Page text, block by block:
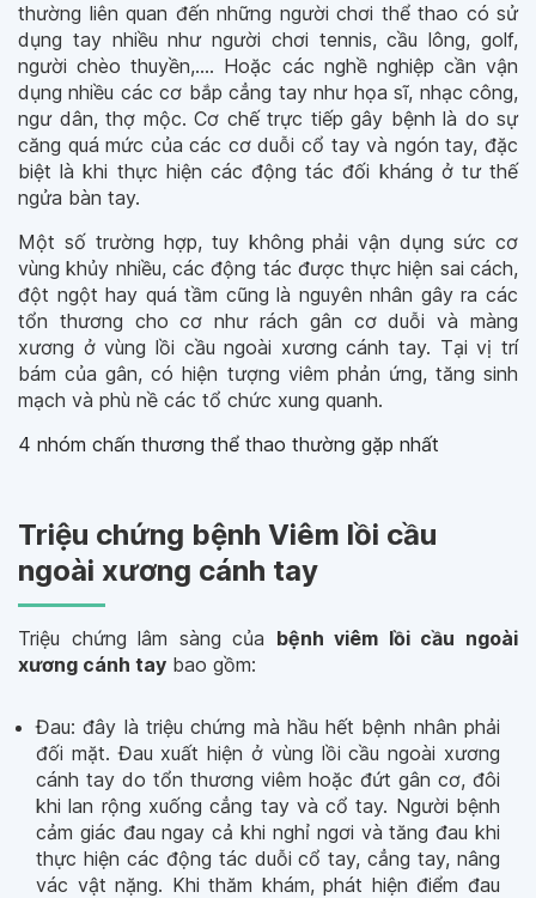
thường liên quan đến những người chơi thể thao có sử
dụng tay nhiều như người chơi tennis, cầu lông, golf,
người chèo thuyền,…. Hoặc các nghề nghiệp cần vận
dụng nhiều các cơ bắp cẳng tay như họa sĩ, nhạc công,
ngư dân, thợ mộc. Cơ chế trực tiếp gây bệnh là do sự
căng quá mức của các cơ duỗi cổ tay và ngón tay, đặc
biệt là khi thực hiện các động tác đối kháng ở tư thế
ngửa bàn tay.
Một số trường hợp, tuy không phải vận dụng sức cơ
vùng khủy nhiều, các động tác được thực hiện sai cách,
đột ngột hay quá tầm cũng là nguyên nhân gây ra các
tổn thương cho cơ như rách gân cơ duỗi và màng
xương ở vùng lồi cầu ngoài xương cánh tay. Tại vị trí
bám của gân, có hiện tượng viêm phản ứng, tăng sinh
mạch và phù nề các tổ chức xung quanh.
4 nhóm chấn thương thể thao thường gặp nhất
Triệu chứng bệnh Viêm lồi cầu
ngoài xương cánh tay
Triệu chứng lâm sàng của bệnh viêm lồi cầu ngoài
xương cánh tay bao gồm:
Đau: đây là triệu chứng mà hầu hết bệnh nhân phải
đối mặt. Đau xuất hiện ở vùng lồi cầu ngoài xương
cánh tay do tổn thương viêm hoặc đứt gân cơ, đôi
khi lan rộng xuống cẳng tay và cổ tay. Người bệnh
cảm giác đau ngay cả khi nghỉ ngơi và tăng đau khi
thực hiện các động tác duỗi cổ tay, cẳng tay, nâng
vác vật nặng. Khi thăm khám, phát hiện điểm đau